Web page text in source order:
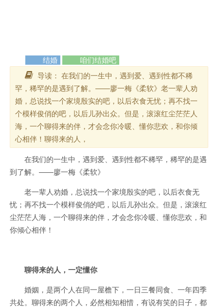
结婚
咱们结婚吧
导读： 在我们的一生中，遇到爱、遇到性都不稀
罕，稀罕的是遇到了解。——廖一梅《柔软》老一辈人劝
婚，总说找一个家境殷实的吧，以后衣食无忧；再不找一
个模样俊俏的吧，以后儿孙出众。但是，滚滚红尘茫茫人
海，一个聊得来的伴，才会念你冷暖、懂你悲欢，和你倾
心相伴！聊得来的人，
在我们的一生中，遇到爱、遇到性都不稀罕，稀罕的是遇
到了解。——廖一梅《柔软》
老一辈人劝婚，总说找一个家境殷实的吧，以后衣食无
忧；再不找一个模样俊俏的吧，以后儿孙出众。但是，滚滚红
尘茫茫人海，一个聊得来的伴，才会念你冷暖、懂你悲欢，和
你倾心相伴！
聊得来的人，一定懂你
婚姻 ，是两个人在同一屋檐下，一日三餐同食、一年四季
共处。聊得来的两个人，必然相知相惜，有说有笑的日子，都